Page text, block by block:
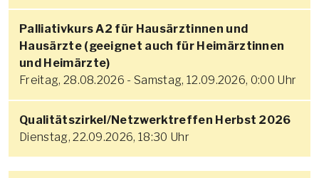
Palliativkurs A2 für Hausärztinnen und
Hausärzte (geeignet auch für Heimärztinnen
und Heimärzte)
Freitag, 28.08.2026 - Samstag, 12.09.2026, 0:00 Uhr
Qualitätszirkel/Netzwerktreffen Herbst 2026
Dienstag, 22.09.2026, 18:30 Uhr